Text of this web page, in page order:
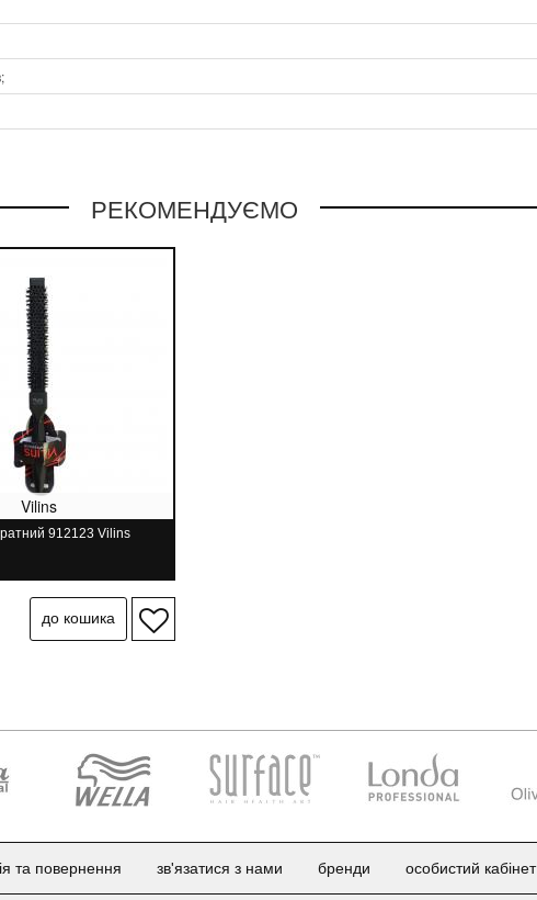
РЕКОМЕНДУЄМО
Vilins
912123 Vilins
та повернення зв'язатися з нами бренди особистий кабінет